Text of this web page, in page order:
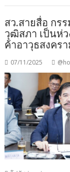
สว.สายสื่อ กร
วุฒิสภา เป็นห่
ค้าอาวุธสงคร
07/11/2025